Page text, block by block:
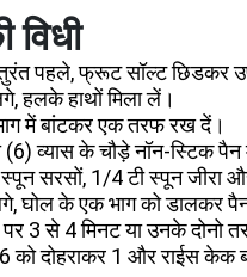
पहले, फ्रूट सॉल्ट छिडकर
हलके हाथों मिला लें।
में बांटकर एक तरफ रख दें।
(6) व्यास के चौड़े नॉन-स्टिक
सरसों, 1/4 टी स्पून जीरा
घोल के एक भाग को डालकर
3 से 4 मिनट या उनके दोनो
को दोहराकर 1 और राईस केक